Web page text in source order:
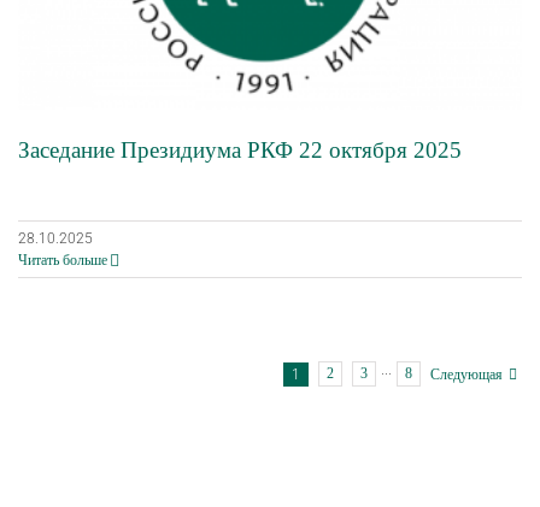
Заседание Президиума РКФ 22 октября 2025
28.10.2025
Читать больше
1 2 3 ··· 8 Следующая